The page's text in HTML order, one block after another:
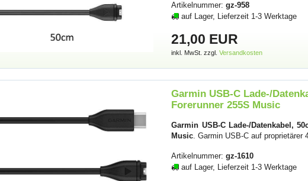
Artikelnummer:gz-958
auf Lager, Lieferzeit 1-3 Werktage
21,00 EUR
inkl. MwSt. zzgl.Versandkosten
Garmin USB-C Lade-/
Forerunner 255S Music
Garmin USB-C Lade-/Datenkabel,
Music. Garmin USB-C auf proprietärer
Artikelnummer:gz-1610
auf Lager, Lieferzeit 1-3 Werktage